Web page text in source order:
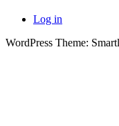
Log in
WordPress Theme: